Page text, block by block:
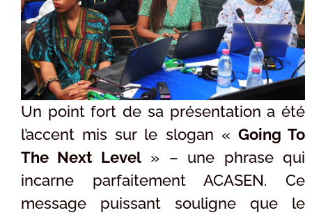
Un point fort de sa présentation a été
l’accent mis sur le slogan « Going To
The Next Level» – une phrase qui
incarne parfaitement ACASEN. Ce
message puissant souligne que le